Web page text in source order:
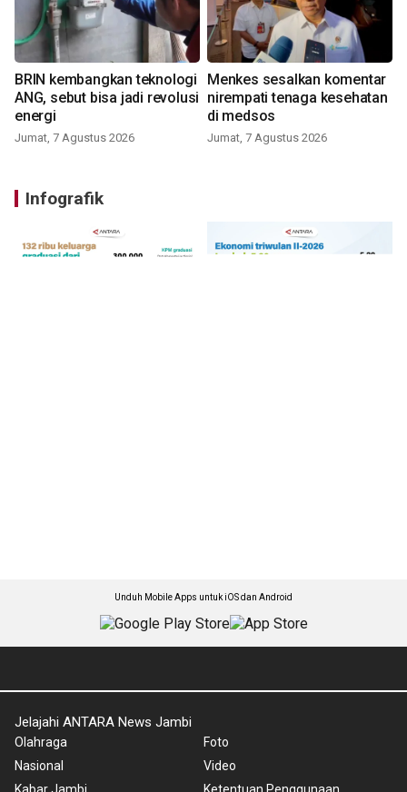
BRIN kembangkan teknologi
ANG, sebut bisa jadi revolusi
energi
Jumat, 7 Agustus 2026
Menkes sesalkan komentar
nirempati tenaga kesehatan
di medsos
Jumat, 7 Agustus 2026
Infografik
Unduh Mobile Apps untuk iOS dan Android
Jelajahi ANTARA News Jambi
Olahraga
Nasional
Foto
Video